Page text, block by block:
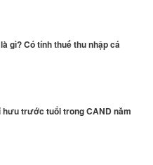
gì? Có tính thuế thu nhập cá
hưu trước tuổi trong CAND năm